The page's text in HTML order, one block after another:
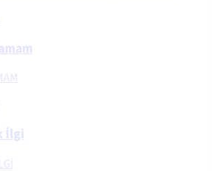
İlgi